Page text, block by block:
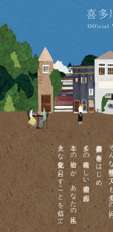
そんな体験
喜多川泰の著作をはじめ、
多くの素晴らしい書籍の紹介も。
本との出会いが、あなたの人生に
大きな変化を起こすことを信じて。